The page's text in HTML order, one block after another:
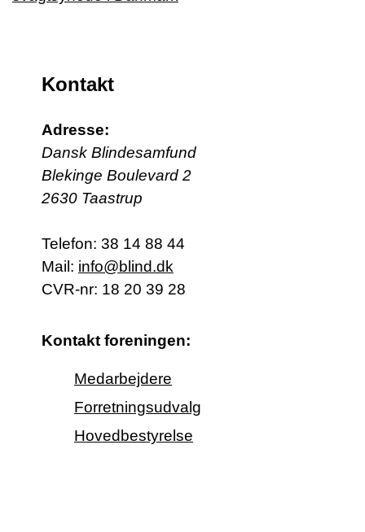
Kontakt
Adresse:
Dansk Blindesamfund
Blekinge Boulevard 2
2630 Taastrup
Telefon: 38 14 88 44
Mail: info@blind.dk
CVR-nr: 18 20 39 28
Kontakt foreningen:
Medarbejdere
Forretningsudvalg
Hovedbestyrelse